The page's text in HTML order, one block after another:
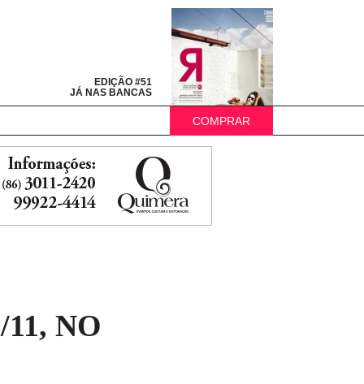
EDIÇÃO #51
JÁ NAS BANCAS
COMPRAR
NO